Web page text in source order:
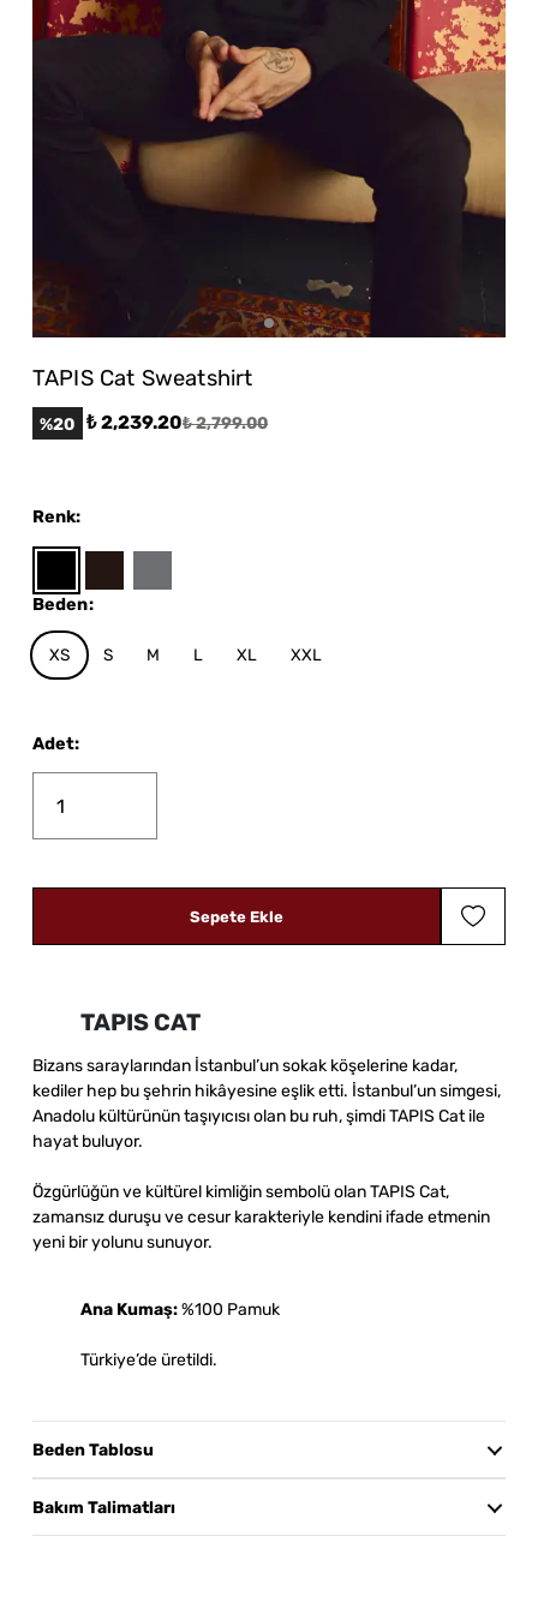
TAPIS Cat Sweatshirt
%20 ₺ 2,239.20₺ 2,799.00
TAPIS CAT
Bizans saraylarından İstanbul’un sokak köşelerine kadar,
kediler hep bu şehrin hikâyesine eşlik etti. İstanbul’un simgesi,
Anadolu kültürünün taşıyıcısı olan bu ruh, şimdi TAPIS Cat ile
hayat buluyor.
Özgürlüğün ve kültürel kimliğin sembolü olan TAPIS Cat,
zamansız duruşu ve cesur karakteriyle kendini ifade etmenin
yeni bir yolunu sunuyor.
Ana Kumaş:%100 Pamuk
Türkiye’de üretildi.
Beden Tablosu
Beden Tablosu
XS
60 57
60
Bakım Talimatları
Renk:
Beden:
XS S M L XL XXL
Adet:
Sepete Ekle